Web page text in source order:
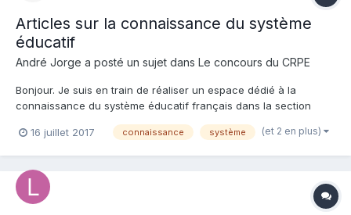
Articles sur la connaissance du système
éducatif
André Jorge a posté un sujet dans Le concours du CRPE
Bonjour. Je suis en train de réaliser un espace dédié à la
connaissance du système éducatif français dans la section
primaire.com/index.html/connaissance-du-système-éducatif/ Il
16 juillet 2017 connaissance système (et 2 en plus)